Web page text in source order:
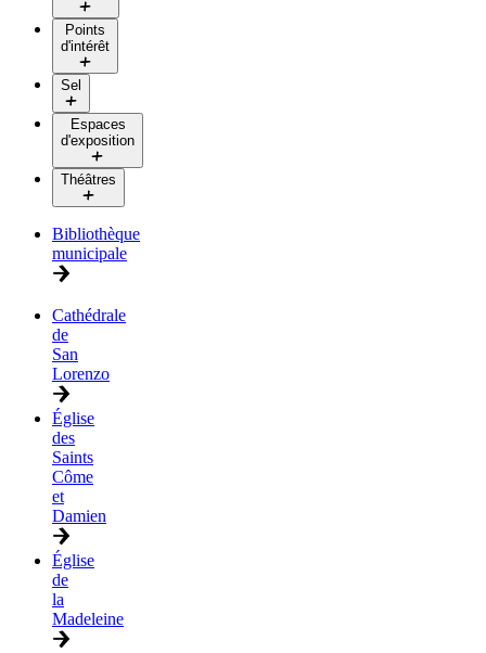
Points
d'intérêt
Sel
Espaces
d'exposition
Théâtres
Bibliothèque
municipale
Cathédrale
de
San
Lorenzo
Église
des
Saints
Côme
et
Damien
Église
de
la
Madeleine